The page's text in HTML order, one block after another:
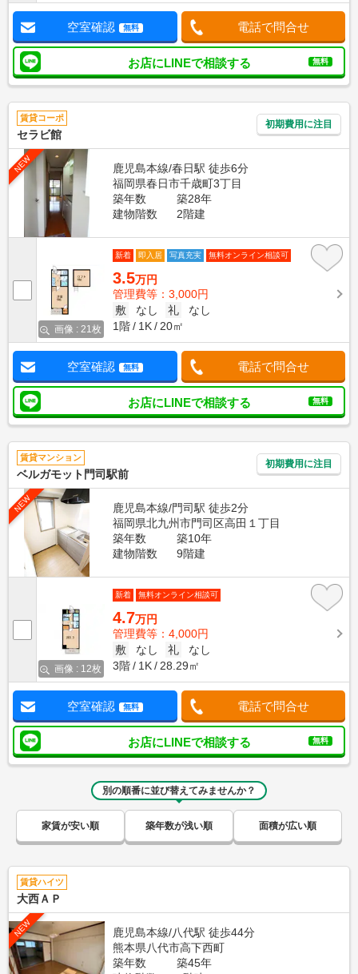
空室確認 無料 電話で問合せ
お店にLINEで相談する 無料
賃貸コーポ
セラビ館
初期費用に注目
NEW
鹿児島本線/春日駅 徒歩6分
福岡県春日市千歳町3丁目
築年数
築28年
建物階数
2階建
画像 : 21枚
新着 即入居 写真充実 無料オンライン相談可
3.5万円
管理費等：3,000円
敷
なし 礼
なし
1階
1K 20㎡
空室確認 無料 電話で問合せ
お店にLINEで相談する 無料
賃貸マンション
ベルガモット門司駅前
初期費用に注目
NEW
鹿児島本線/門司駅 徒歩2分
福岡県北九州市門司区高田１丁目
築年数
築10年
建物階数
9階建
画像 : 12枚
新着 無料オンライン相談可
4.7万円
管理費等：4,000円
敷
なし 礼
なし
3階
1K 28.29㎡
空室確認 無料 電話で問合せ
お店にLINEで相談する 無料
別の順番に並び替えてみませんか？
家賃が安い順 築年数が浅い順 面積が広い順
賃貸ハイツ
大西ＡＰ
NEW
鹿児島本線/八代駅 徒歩44分
熊本県八代市高下西町
築年数
築45年